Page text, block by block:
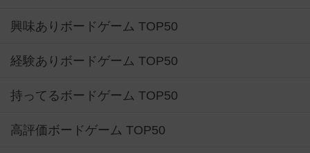
興味ありボードゲーム TOP50
経験ありボードゲーム TOP50
持ってるボードゲーム TOP50
高評価ボードゲーム TOP50